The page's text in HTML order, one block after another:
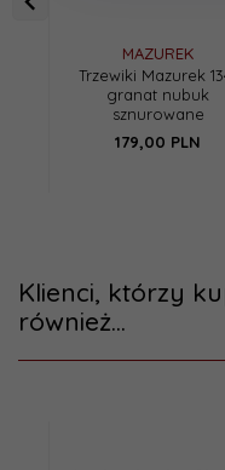
MAZUREK
Trzewiki Mazurek
granat nubuk
sznurowane
179,00 PLN
Klienci, którzy
również...